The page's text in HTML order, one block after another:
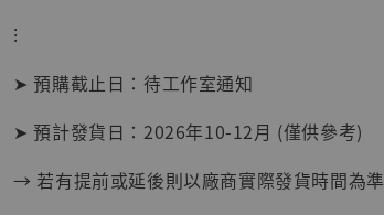
⁝
➤ 預購截止日：待工作室通知
➤ 預計發貨日：2026年10-12月 (僅供參考)
→ 若有提前或延後則以廠商實際發貨時間為準